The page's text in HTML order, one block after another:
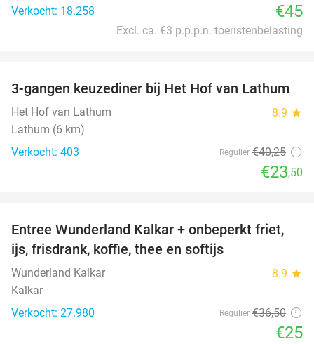
Verkocht: 18.258
€45
Excl. ca. €3 p.p.p.n. toeristenbelasting
42%
3-gangen keuzediner bij Het Hof van Lathum
Het Hof van Lathum 8.9 star
Lathum (6 km)
Verkocht: 403
Regulier €40,25
€23,50
32%
Entree Wunderland Kalkar + onbeperkt friet,
ijs, frisdrank, koffie, thee en softijs
Wunderland Kalkar 8.9 star
Kalkar
Verkocht: 27.980
Regulier €36,50
€25